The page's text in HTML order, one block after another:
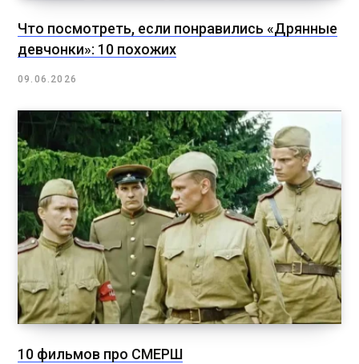
Что посмотреть, если понравились «Дрянные
девчонки»: 10 похожих
09.06.2026
10 фильмов про СМЕРШ